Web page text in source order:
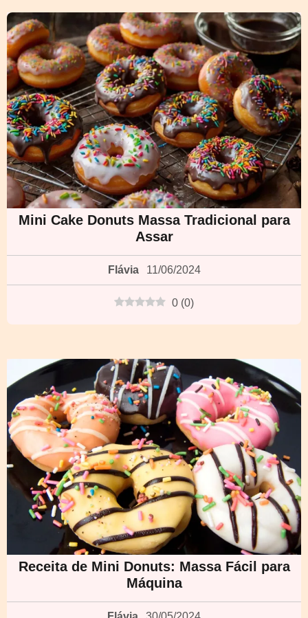
Mini Cake Donuts Massa Tradicional para
Assar
Flávia 11/06/2024
0 (0)
Receita de Mini Donuts: Massa Fácil para
Máquina